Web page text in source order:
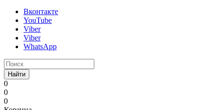
Вконтакте
YouTube
Viber
Viber
WhatsApp
Найти
0
0
0